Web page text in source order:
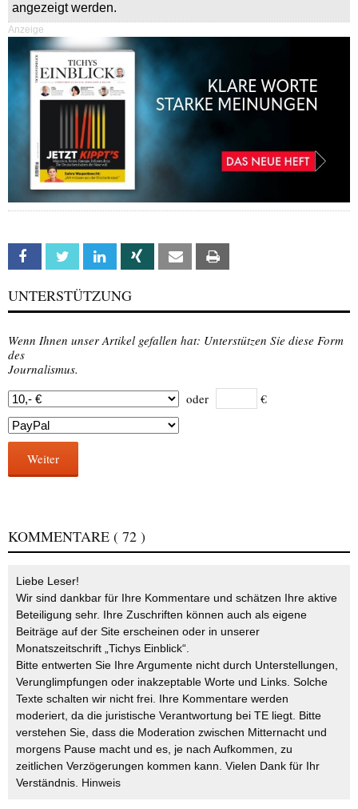
angezeigt werden.
Anzeige
Facebook Twitter Linkedin Xing Email
UNTERSTÜTZUNG
Wenn Ihnen unser Artikel gefallen hat: Unterstützen Sie diese Form
des
Journalismus.
oder
€
Weiter
KOMMENTARE ( 72 )
Liebe Leser!
Wir sind dankbar für Ihre Kommentare und schätzen Ihre aktive
Beteiligung sehr. Ihre Zuschriften können auch als eigene
Beiträge auf der Site erscheinen oder in unserer
Monatszeitschrift „Tichys Einblick“.
Bitte entwerten Sie Ihre Argumente nicht durch Unterstellungen,
Verunglimpfungen oder inakzeptable Worte und Links. Solche
Texte schalten wir nicht frei. Ihre Kommentare werden
moderiert, da die juristische Verantwortung bei TE liegt. Bitte
verstehen Sie, dass die Moderation zwischen Mitternacht und
morgens Pause macht und es, je nach Aufkommen, zu
zeitlichen Verzögerungen kommen kann. Vielen Dank für Ihr
Verständnis. Hinweis